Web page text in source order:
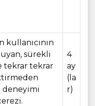
sürekli
tekrar tekrar
deneyimi
4
ay
(la
r)